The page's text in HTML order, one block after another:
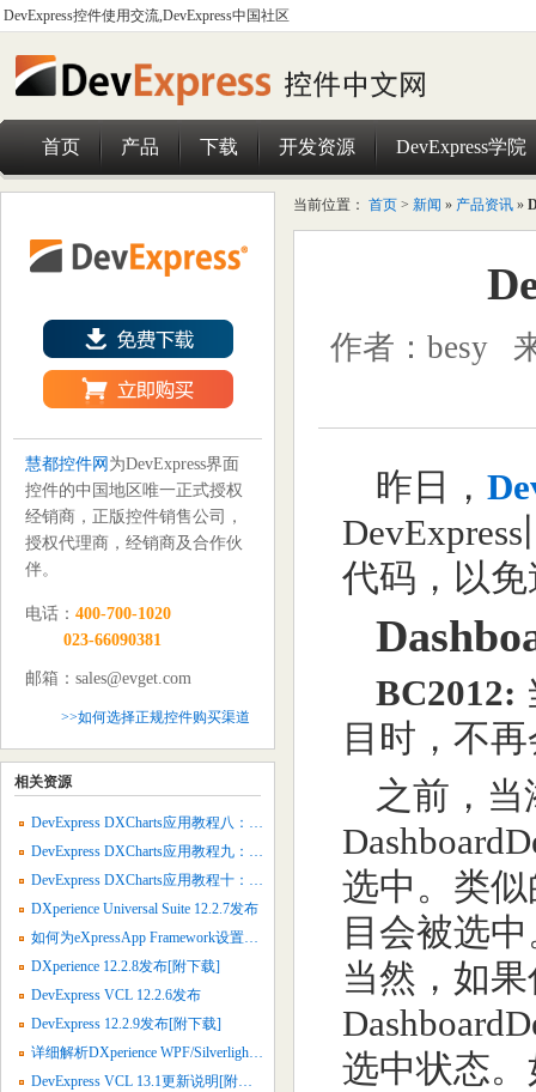
DevExpress控件使用交流,DevExpress中国社区
首页 产品 下载 开发资源 DevExpress学院
当前位置： 首页 > 新闻 » 产品资讯 »
作者：besy
昨日，
代码，以
BC2012:
目时，不
之前，
选中。类
目会被选
当然，如
选中状态
慧都控件网 为DevExpress界面
控件的中国地区唯一正式授权
经销商，正版控件销售公司，
授权代理商，经销商及合作伙
伴。
电话：400-700-1020
023-66090381
邮箱：sales@evget.com
>>如何选择正规控件购买渠道
相关资源
DevExpress DXCharts应用教程八：绘制3D面积图
DevExpress DXCharts应用教程九：绘制3D气泡图
DevExpress DXCharts应用教程十：绘制3D柱状图
DXperience Universal Suite 12.2.7发布
如何为eXpressApp Framework设置默认属性值
DXperience 12.2.8发布[附下载]
DevExpress VCL 12.2.6发布
DevExpress 12.2.9发布[附下载]
详细解析DXperience WPF/Silverlight 2013.1
DevExpress VCL 13.1更新说明[附下载]